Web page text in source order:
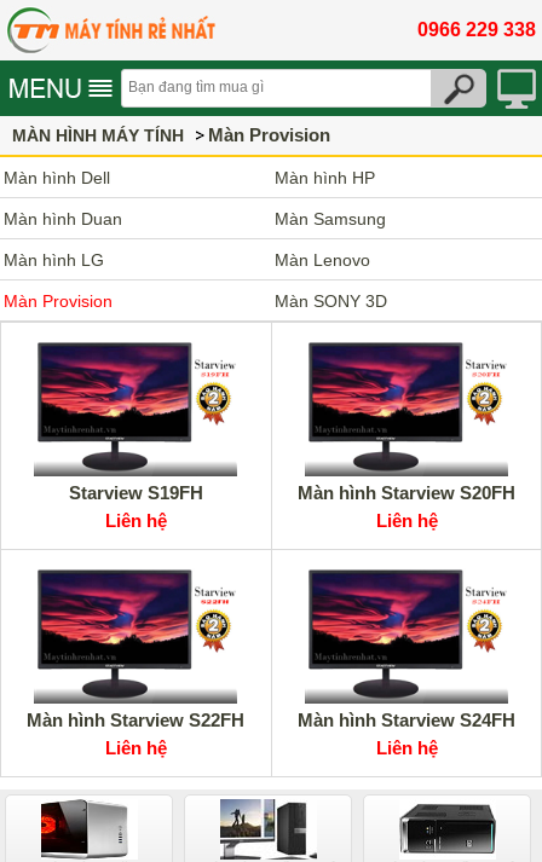
0966 229 338
MÀN HÌNH MÁY TÍNH Màn Provision
Màn hình Dell Màn hình HP
Màn hình Duan Màn Samsung
Màn hình LG Màn Lenovo
Màn Provision Màn SONY 3D
Starview S19FH
Liên hệ
Màn hình Starview S20FH
Liên hệ
Màn hình Starview S22FH
Liên hệ
Màn hình Starview S24FH
Liên hệ